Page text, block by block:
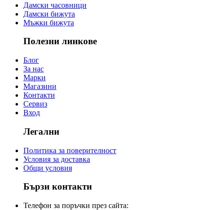
Дамски часовници
Дамски бижута
Мъжки бижута
Полезни линкове
Блог
За нас
Марки
Магазини
Контакти
Сервиз
Вход
Легални
Политика за поверителност
Условия за доставка
Общи условия
Бързи контакти
Телефон за поръчки през сайта: